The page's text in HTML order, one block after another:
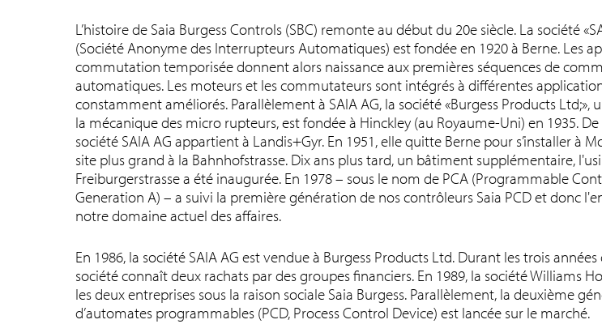
L’histoire de Saia Burgess Controls (SBC) remonte au début du 20e siècle. La société
(Société Anonyme des Interrupteurs Automatiques) est fondée en 1920 à Berne. Les
commutation temporisée donnent alors naissance aux premières séquences de
automatiques. Les moteurs et les commutateurs sont intégrés à différentes
constamment améliorés. Parallèlement à SAIA AG, la société «Burgess Products Ltd;»,
la mécanique des micro rupteurs, est fondée à Hinckley (au Royaume-Uni) en 1935. De
société SAIA AG appartient à Landis+Gyr. En 1951, elle quitte Berne pour s’installer à
site plus grand à la Bahnhofstrasse. Dix ans plus tard, un bâtiment supplémentaire,
Freiburgerstrasse a été inaugurée. En 1978 – sous le nom de PCA (Programmable
Generation A) – a suivi la première génération de nos contrôleurs Saia PCD et donc
notre domaine actuel des affaires.
En 1986, la société SAIA AG est vendue à Burgess Products Ltd. Durant les trois
société connaît deux rachats par des groupes financiers. En 1989, la société Williams
les deux entreprises sous la raison sociale Saia Burgess. Parallèlement, la deuxième
d’automates programmables (PCD, Process Control Device) est lancée sur le marché.